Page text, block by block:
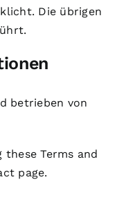
Die übrigen
betrieben von
Terms and
page.